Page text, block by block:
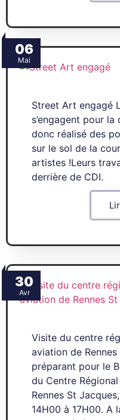
06
Mai
Street Art engagé
s’engagent pour
donc réalisé des
sur le sol de la
artistes !Leurs
derrière de CDI.
30
Avr
Visite du centre
aviation de
préparant pour le
du Centre
Rennes St
14H00 à 17H00. A